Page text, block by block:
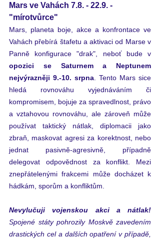
Mars ve Vahách 7.8. - 22.9. -
"mírotvůrce"
Mars, planeta boje, akce a konfrontace ve
Vahách přebírá štafetu a aktivaci od Marse v
opozici se Saturnem a Neptunem
nejvýrazněji 9.-10. srpna . Tento Mars sice
hledá rovnováhu vyjednáváním či
kompromisem, bojuje za spravedlnost, právo
a vztahovou rovnováhu, ale zároveň může
používat taktický nátlak, diplomacii jako
zbraň, maskovat agresi za korektnost, nebo
jednat pasivně-agresivně, případně
delegovat odpovědnost za konflikt. Mezi
znepřátelenými frakcemi může docházet k
hádkám, sporům a konfliktům.
Spojené státy pohrozily Moskvě zavedením
drastických cel a dalších opatření v případě,